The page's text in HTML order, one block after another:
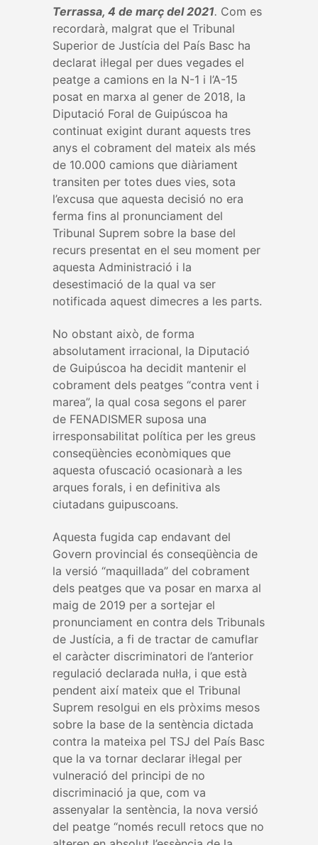
Terrassa, 4 de març del 2021. Com es
recordarà, malgrat que el Tribunal
Superior de Justícia del País Basc ha
declarat il·legal per dues vegades el
peatge a camions en la N-1 i l’A-15
posat en marxa al gener de 2018, la
Diputació Foral de Guipúscoa ha
continuat exigint durant aquests tres
anys el cobrament del mateix als més
de 10.000 camions que diàriament
transiten per totes dues vies, sota
l’excusa que aquesta decisió no era
ferma fins al pronunciament del
Tribunal Suprem sobre la base del
recurs presentat en el seu moment per
aquesta Administració i la
desestimació de la qual va ser
notificada aquest dimecres a les parts.
No obstant això, de forma
absolutament irracional, la Diputació
de Guipúscoa ha decidit mantenir el
cobrament dels peatges “contra vent i
marea”, la qual cosa segons el parer
de FENADISMER suposa una
irresponsabilitat política per les greus
conseqüències econòmiques que
aquesta ofuscació ocasionarà a les
arques forals, i en definitiva als
ciutadans guipuscoans.
Aquesta fugida cap endavant del
Govern provincial és conseqüència de
la versió “maquillada” del cobrament
dels peatges que va posar en marxa al
maig de 2019 per a sortejar el
pronunciament en contra dels Tribunals
de Justícia, a fi de tractar de camuflar
el caràcter discriminatori de l’anterior
regulació declarada nul·la, i que està
pendent així mateix que el Tribunal
Suprem resolgui en els pròxims mesos
sobre la base de la sentència dictada
contra la mateixa pel TSJ del País Basc
que la va tornar declarar il·legal per
vulneració del principi de no
discriminació ja que, com va
assenyalar la sentència, la nova versió
del peatge “només recull retocs que no